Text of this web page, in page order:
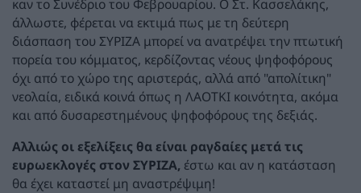
καν το Συνέδριο του Φεβρουαρίου. Ο Στ. Κασσελάκης,
άλλωστε, φέρεται να εκτιμά πως με τη δεύτερη
διάσπαση του ΣΥΡΙΖΑ μπορεί να ανατρέψει την πτωτική
πορεία του κόμματος, κερδίζοντας νέους ψηφοφόρους
όχι από το χώρο της αριστεράς, αλλά από "απολίτικη"
νεολαία, ειδικά κοινά όπως η ΛΑΟΤΚΙ κοινότητα, ακόμα
και από δυσαρεστημένους ψηφοφόρους της δεξιάς.
Αλλιώς οι εξελίξεις θα είναι ραγδαίες μετά τις
ευρωεκλογές στον ΣΥΡΙΖΑ, έστω και αν η κατάσταση
θα έχει καταστεί μη αναστρέψιμη!